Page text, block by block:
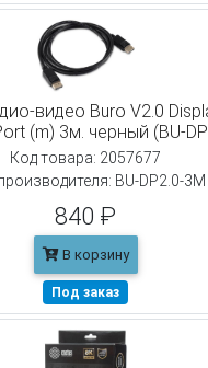
видео Buro V2.0
(m) 3м. черный (BU-
Код товара: 2057677
BU-DP2.0-3M
840 ₽
В корзину
Под заказ